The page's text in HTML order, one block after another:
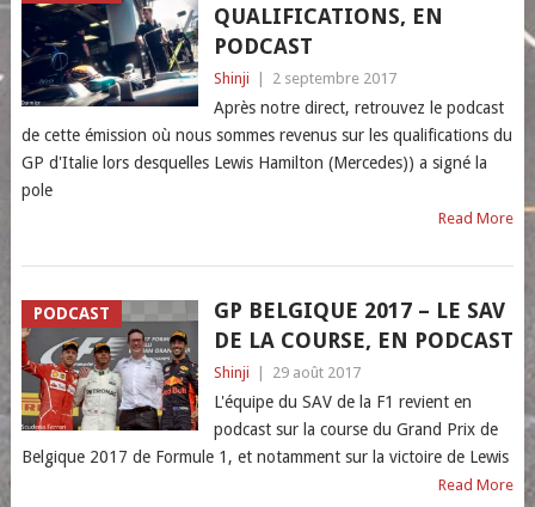
QUALIFICATIONS, EN
PODCAST
Shinji 2 septembre 2017
Après notre direct, retrouvez le podcast
de cette émission où nous sommes revenus sur les qualifications du
GP d'Italie lors desquelles Lewis Hamilton (Mercedes)) a signé la
pole
Read More
PODCAST
GP BELGIQUE 2017 – LE SAV
DE LA COURSE, EN PODCAST
Shinji 29 août 2017
L'équipe du SAV de la F1 revient en
podcast sur la course du Grand Prix de
Belgique 2017 de Formule 1, et notamment sur la victoire de Lewis
Read More